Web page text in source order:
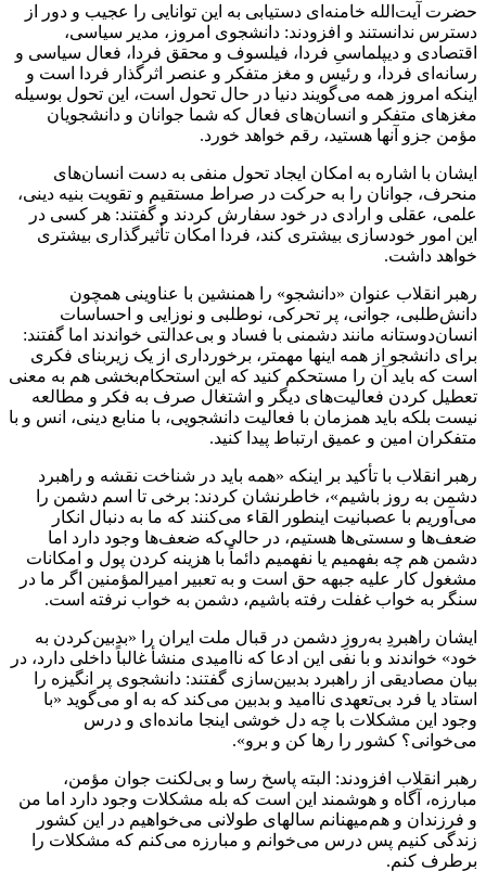
حضرت آیت‌الله خامنه‌ای دستیابی به این توانایی را عجیب و دور از
دسترس ندانستند و افزودند: دانشجوی امروز، مدیر سیاسی،
اقتصادی و دیپلماسیِ فردا، فیلسوف و محقق فردا، فعال سیاسی و
رسانه‌ای فردا، و رئیس و مغز متفکر و عنصر اثرگذار فردا است و
اینکه امروز همه می‌گویند دنیا در حال تحول است، این تحول بوسیله
مغزهای متفکر و انسان‌های فعال که شما جوانان و دانشجویان
مؤمن جزو آنها هستید، رقم خواهد خورد.
ایشان با اشاره به امکان ایجاد تحول منفی به دست انسان‌های
منحرف، جوانان را به حرکت در صراط مستقیم و تقویت بنیه دینی،
علمی، عقلی و ارادی در خود سفارش کردند و گفتند: هر کسی در
این امور خودسازی بیشتری کند، فردا امکان تأثیرگذاری بیشتری
خواهد داشت.
رهبر انقلاب عنوان «دانشجو» را همنشین با عناوینی همچون
دانش‌طلبی، جوانی، پر تحرکی، نوطلبی و نوزایی و احساسات
انسان‌دوستانه مانند دشمنی با فساد و بی‌عدالتی خواندند اما گفتند:
برای دانشجو از همه اینها مهمتر، برخورداری از یک زیربنای فکری
است که باید آن را مستحکم کنید که این استحکام‌بخشی هم به معنی
تعطیل کردن فعالیت‌های دیگر و اشتغال صرف به فکر و مطالعه
نیست بلکه باید همزمان با فعالیت دانشجویی، با منابع دینی، انس و با
متفکران امین و عمیق ارتباط پیدا کنید.
رهبر انقلاب با تأکید بر اینکه «همه باید در شناخت نقشه و راهبرد
دشمن به روز باشیم»، خاطرنشان کردند: برخی تا اسم دشمن را
می‌آوریم با عصبانیت اینطور القاء می‌کنند که ما به دنبال انکار
ضعف‌ها و سستی‌ها هستیم، در حالی‌که ضعف‌ها وجود دارد اما
دشمن هم چه بفهمیم یا نفهمیم دائماً با هزینه کردن پول و امکانات
مشغول کار علیه جبهه حق است و به تعبیر امیرالمؤمنین اگر ما در
سنگر به خواب غفلت رفته باشیم، دشمن به خواب نرفته است.
ایشان راهبردِ به‌روزِ دشمن در قبال ملت ایران را «بدبین‌کردن به
خود» خواندند و با نفی این ادعا که ناامیدی منشأ غالباً داخلی دارد، در
بیان مصادیقی از راهبرد بدبین‌سازی گفتند: دانشجوی پر انگیزه را
استاد یا فرد بی‌تعهدی ناامید و بدبین می‌کند که به او می‌گوید «با
وجود این مشکلات با چه دل خوشی اینجا مانده‌ای و درس
می‌خوانی؟ کشور را رها کن و برو».
رهبر انقلاب افزودند: البته پاسخ رسا و بی‌لکنت جوان مؤمن،
مبارزه، آگاه و هوشمند این است که بله مشکلات وجود دارد اما من
و فرزندان و هم‌میهنانم سالهای طولانی می‌خواهیم در این کشور
زندگی کنیم پس درس می‌خوانم و مبارزه می‌کنم که مشکلات را
برطرف کنم.